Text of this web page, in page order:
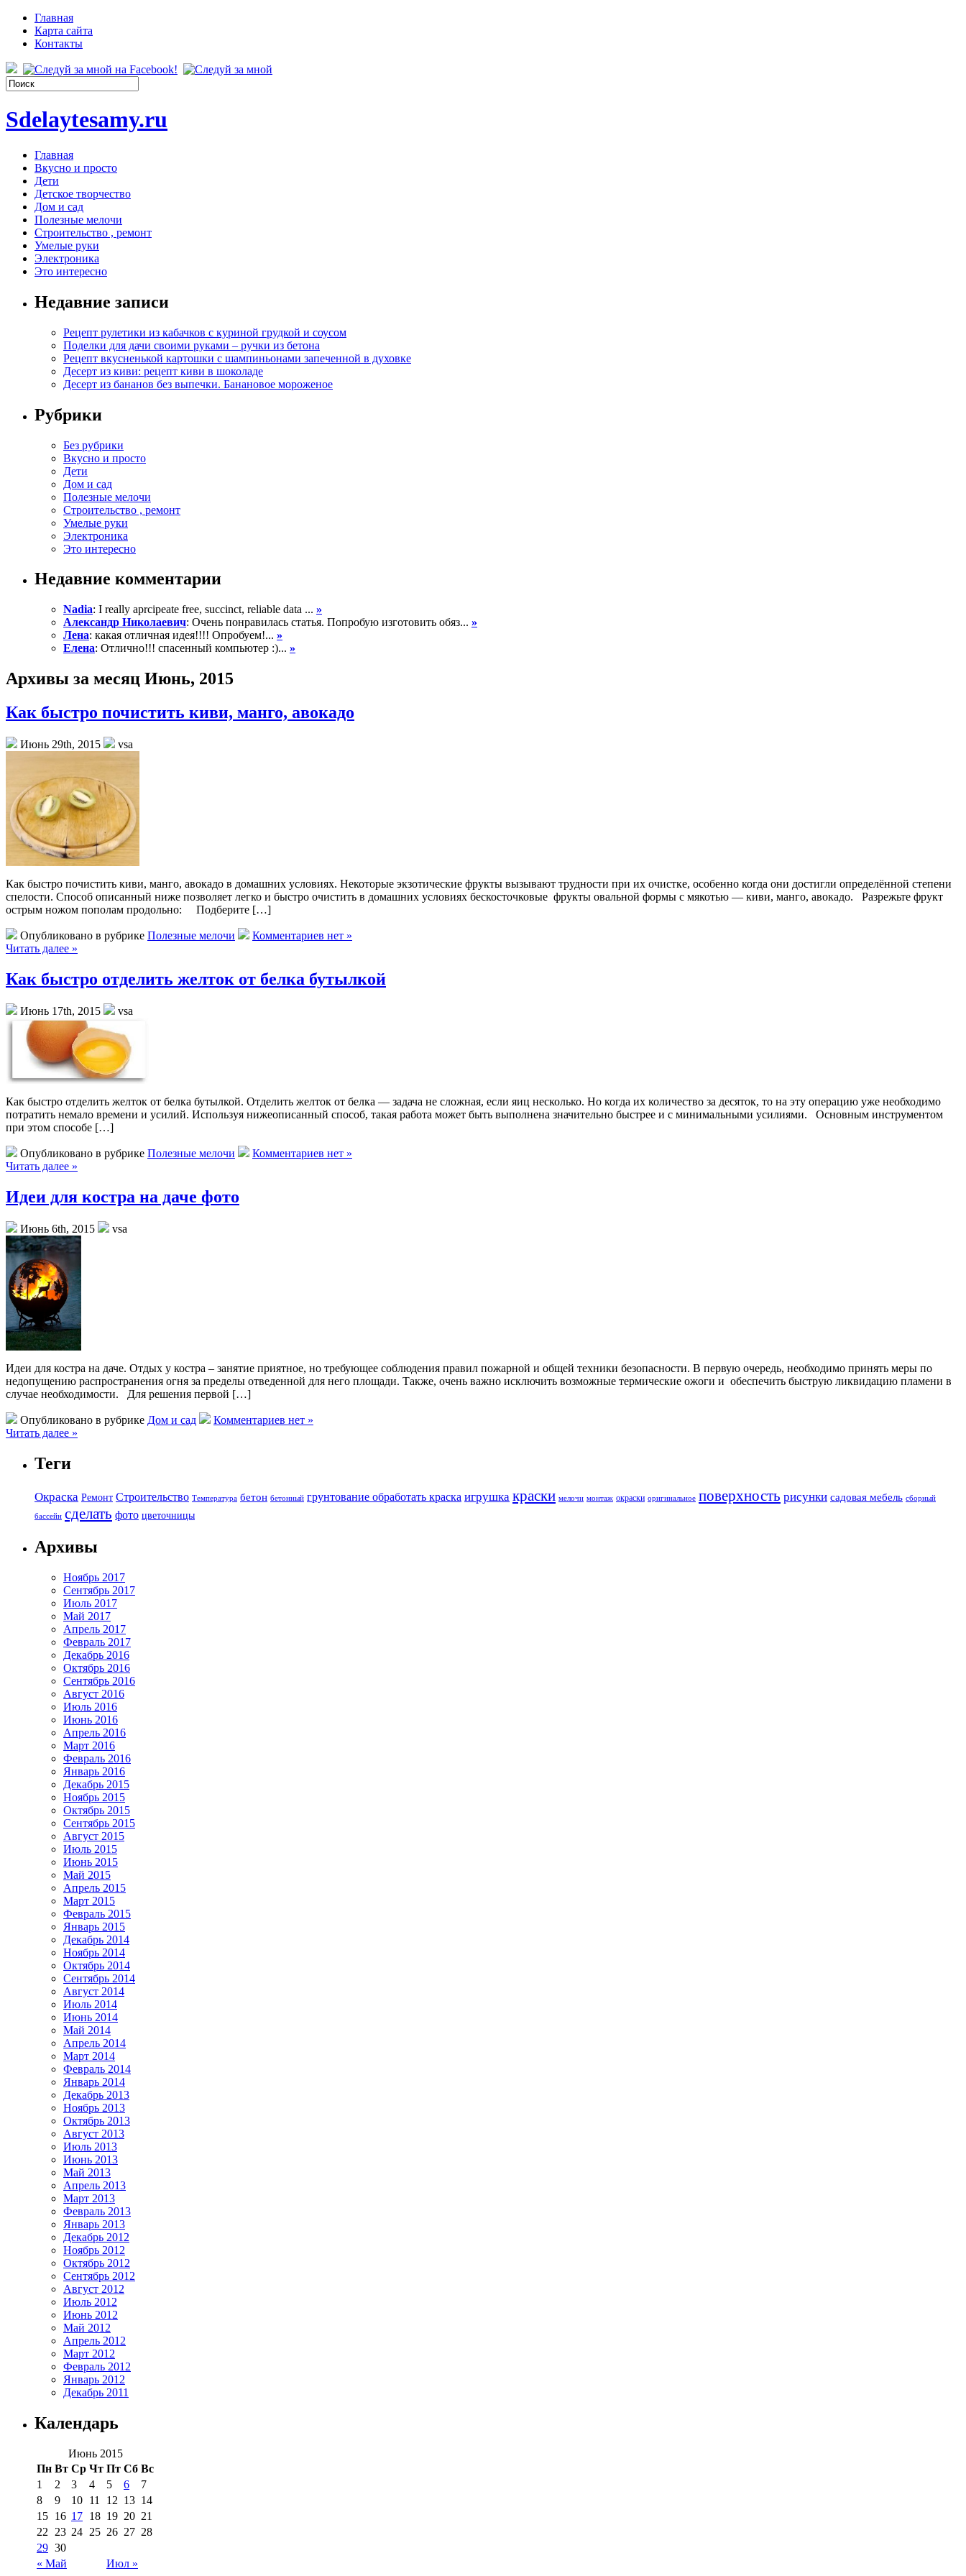
Главная
Карта сайта
Контакты
Sdelaytesamy.ru
Главная
Вкусно и просто
Дети
Детское творчество
Дом и сад
Полезные мелочи
Строительство , ремонт
Умелые руки
Электроника
Это интересно
Недавние записи
Рецепт рулетики из кабачков с куриной грудкой и соусом
Поделки для дачи своими руками – ручки из бетона
Рецепт вкусненькой картошки с шампиньонами запеченной в духовке
Десерт из киви: рецепт киви в шоколаде
Десерт из бананов без выпечки. Банановое мороженое
Рубрики
Без рубрики
Вкусно и просто
Дети
Дом и сад
Полезные мелочи
Строительство , ремонт
Умелые руки
Электроника
Это интересно
Недавние комментарии
Nadia: I really aprcipeate free, succinct, reliable data ... »
Александр Николаевич: Очень понравилась статья. Попробую изготовить обяз... »
Лена: какая отличная идея!!!! Опробуем!... »
Елена: Отлично!!! спасенный компьютер :)... »
Архивы за месяц Июнь, 2015
Как быстро почистить киви, манго, авокадо
Июнь 29th, 2015 vsa
Как быстро почистить киви, манго, авокадо в домашних условиях. Некоторые экзотические фрукты вызывают трудности при их очистке, особенно когда они достигли определённой степени
спелости. Способ описанный ниже позволяет легко и быстро очистить в домашних условиях бескосточковые фрукты овальной формы с мякотью — киви, манго, авокадо. Разрежьте фрукт
острым ножом пополам продольно: Подберите […]
Опубликовано в рубрике Полезные мелочи
Комментариев нет »
Читать далее »
Как быстро отделить желток от белка бутылкой
Июнь 17th, 2015 vsa
Как быстро отделить желток от белка бутылкой. Отделить желток от белка — задача не сложная, если яиц несколько. Но когда их количество за десяток, то на эту операцию уже необходимо
потратить немало времени и усилий. Используя нижеописанный способ, такая работа может быть выполнена значительно быстрее и с минимальными усилиями. Основным инструментом
при этом способе […]
Опубликовано в рубрике Полезные мелочи
Комментариев нет »
Читать далее »
Идеи для костра на даче фото
Июнь 6th, 2015 vsa
Идеи для костра на даче. Отдых у костра – занятие приятное, но требующее соблюдения правил пожарной и общей техники безопасности. В первую очередь, необходимо принять меры по
недопущению распространения огня за пределы отведенной для него площади. Также, очень важно исключить возможные термические ожоги и обеспечить быструю ликвидацию пламени в
случае необходимости. Для решения первой […]
Опубликовано в рубрике Дом и сад
Комментариев нет »
Читать далее »
Теги
Окраска Ремонт Строительство Температура бетон бетонный грунтование обработать краска игрушка краски мелочи монтаж окраски оригинальное поверхность рисунки садовая мебель сборный
бассейн сделать фото цветочницы
Архивы
Ноябрь 2017
Сентябрь 2017
Июль 2017
Май 2017
Апрель 2017
Февраль 2017
Декабрь 2016
Октябрь 2016
Сентябрь 2016
Август 2016
Июль 2016
Июнь 2016
Апрель 2016
Март 2016
Февраль 2016
Январь 2016
Декабрь 2015
Ноябрь 2015
Октябрь 2015
Сентябрь 2015
Август 2015
Июль 2015
Июнь 2015
Май 2015
Апрель 2015
Март 2015
Февраль 2015
Январь 2015
Декабрь 2014
Ноябрь 2014
Октябрь 2014
Сентябрь 2014
Август 2014
Июль 2014
Июнь 2014
Май 2014
Апрель 2014
Март 2014
Февраль 2014
Январь 2014
Декабрь 2013
Ноябрь 2013
Октябрь 2013
Август 2013
Июль 2013
Июнь 2013
Май 2013
Апрель 2013
Март 2013
Февраль 2013
Январь 2013
Декабрь 2012
Ноябрь 2012
Октябрь 2012
Сентябрь 2012
Август 2012
Июль 2012
Июнь 2012
Май 2012
Апрель 2012
Март 2012
Февраль 2012
Январь 2012
Декабрь 2011
Календарь
Июнь 2015
Пн Вт Ср Чт Пт Сб Вс
« Май Июл »
1 2 3 4 5 6
7
8
9 10 11 12 13 14
15 16 17 18 19 20 21
22
23 24 25 26 27 28
29 30